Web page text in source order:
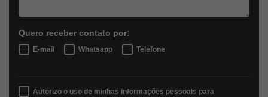
Quero receber contato por:
E-mail Whatsapp Telefone
Autorizo o uso de minhas informações pessoais para